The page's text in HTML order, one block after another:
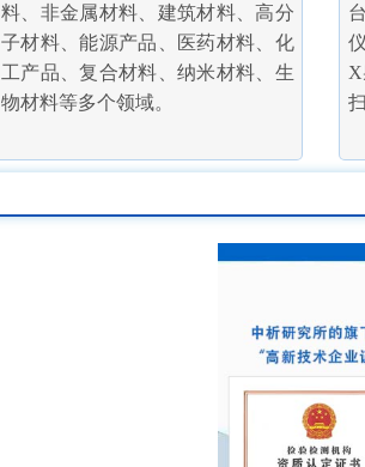
料、非金属材料、建筑材料、高分
子材料、能源产品、医药材料、化
工产品、复合材料、纳米材料、生
物材料等多个领域。